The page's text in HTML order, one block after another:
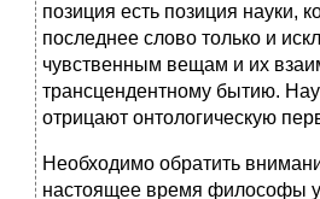
позиция есть позиция науки,
последнее слово только и
чувственным вещам и их
трансцендентному бытию.
отрицают онтологическую
Необходимо обратить
настоящее время философы